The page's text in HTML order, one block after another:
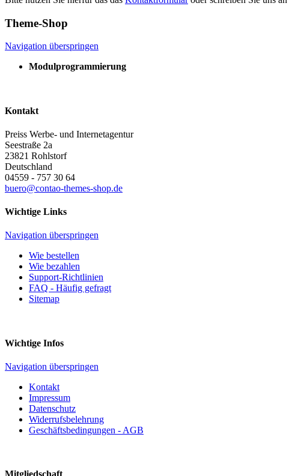
Theme-Shop
Navigation überspringen
Modulprogrammierung
Kontakt
Preiss Werbe- und Internetagentur
Seestraße 2a
23821 Rohlstorf
Deutschland
04559 - 757 30 64
buero@contao-themes-shop.de
Wichtige Links
Navigation überspringen
Wie bestellen
Wie bezahlen
Support-Richtlinien
FAQ - Häufig gefragt
Sitemap
Wichtige Infos
Navigation überspringen
Kontakt
Impressum
Datenschutz
Widerrufsbelehrung
Geschäftsbedingungen - AGB